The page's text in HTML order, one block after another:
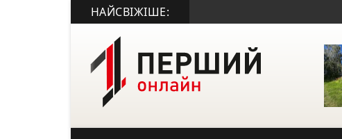
НАЙСВІЖІШЕ: